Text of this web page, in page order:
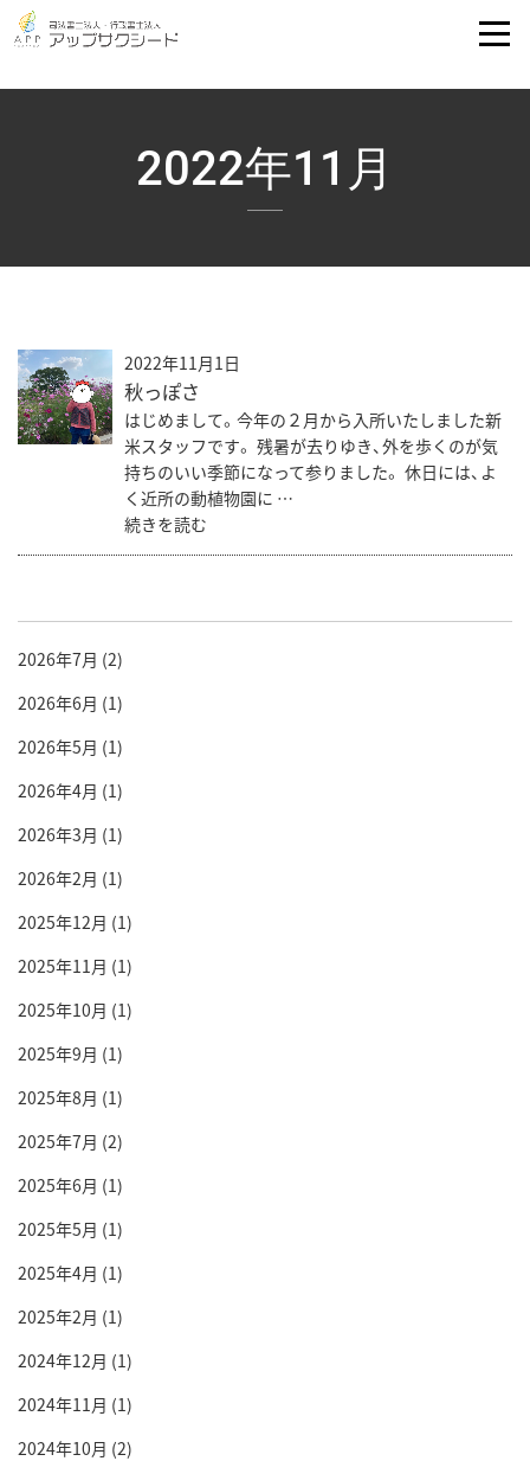
2022年11月
2022年11月1日
秋っぽさ
はじめまして。今年の２月から入所いたしました新
米スタッフです。 残暑が去りゆき、外を歩くのが気
持ちのいい季節になって参りました。 休日には、よ
く近所の動植物園に …
続きを読む
2026年7月 (2)
2026年6月 (1)
2026年5月 (1)
2026年4月 (1)
2026年3月 (1)
2026年2月 (1)
2025年12月 (1)
2025年11月 (1)
2025年10月 (1)
2025年9月 (1)
2025年8月 (1)
2025年7月 (2)
2025年6月 (1)
2025年5月 (1)
2025年4月 (1)
2025年2月 (1)
2024年12月 (1)
2024年11月 (1)
2024年10月 (2)